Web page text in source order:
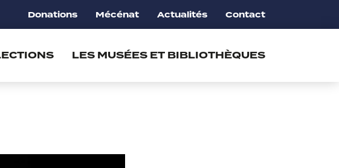
Donations Mécénat Actualités Contact
LES MUSÉES ET BIBLIOTHÈQUES